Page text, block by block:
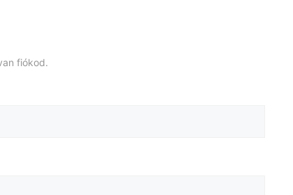
fiókod.